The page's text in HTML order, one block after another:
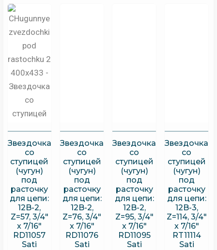
Звездочка
со
ступицей
(чугун)
под
расточку
для цепи:
12B-2,
Z=57, 3/4″
x 7/16″
RD11057
Sati
Звездочка
со
ступицей
(чугун)
под
расточку
для цепи:
12B-2,
Z=76, 3/4″
x 7/16″
RD11076
Sati
Звездочка
со
ступицей
(чугун)
под
расточку
для цепи:
12B-2,
Z=95, 3/4″
x 7/16″
RD11095
Sati
Звездочка
со
ступицей
(чугун)
под
расточку
для цепи:
12B-3,
Z=114, 3/4″
x 7/16″
RT11114
Sati